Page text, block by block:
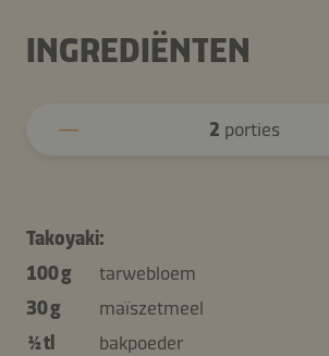
INGREDIËNTEN
2 porties
Takoyaki:
100 g
tarwebloem
30 g
maïszetmeel
½ tl
bakpoeder